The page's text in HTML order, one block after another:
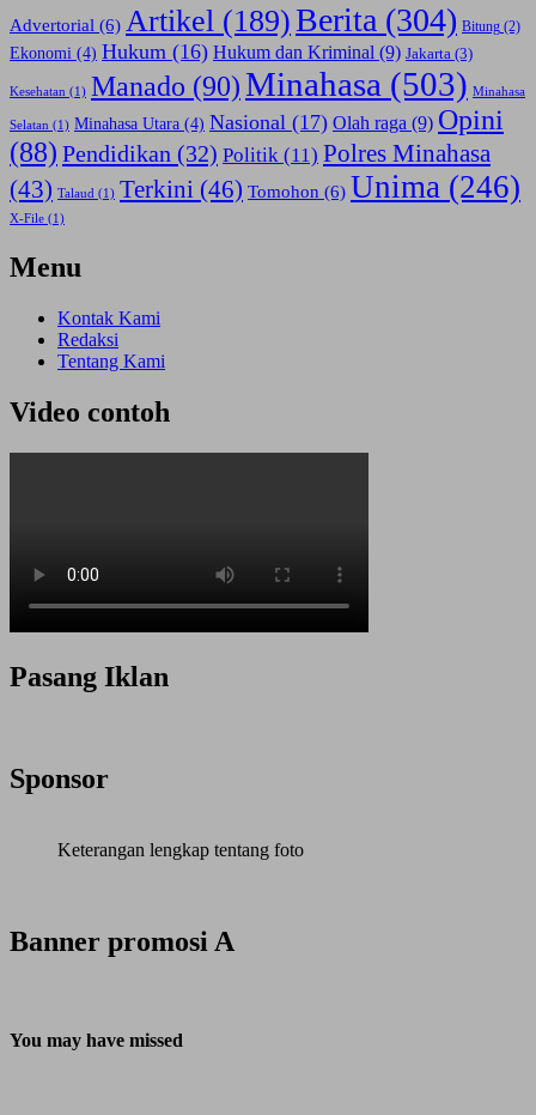
Advertorial (6) Artikel (189)Berita (304) Bitung (2)
Ekonomi (4) Hukum (16) Hukum dan Kriminal (9) Jakarta (3)
Kesehatan (1) Manado (90) Minahasa (503) Minahasa
Selatan (1) Minahasa Utara (4) Nasional (17) Olah raga (9) Opini
(88) Pendidikan (32) Politik (11) Polres Minahasa
(43) Talaud (1) Terkini (46) Tomohon (6) Unima (246)
X-File (1)
Menu
Kontak Kami
Redaksi
Tentang Kami
Video contoh
Pasang Iklan
Sponsor
Keterangan lengkap tentang foto
Banner promosi A
You may have missed